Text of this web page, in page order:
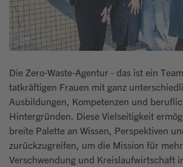
Die Zero-Waste-Agentur - das ist ein
tatkräftigen Frauen mit ganz
Ausbildungen, Kompetenzen und
Hintergründen. Diese Vielseitigkeit
breite Palette an Wissen, Perspektiven
zurückzugreifen, um die Mission für
Verschwendung und Kreislaufwirtschaft